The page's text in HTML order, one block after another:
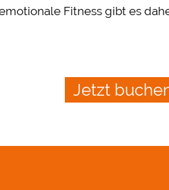
Fitness gibt es
Jetzt